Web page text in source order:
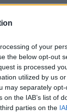
of your
the below opt-out
is processed
utilized by us
may separately
the IAB’s list of
parties on the
να
αλλά